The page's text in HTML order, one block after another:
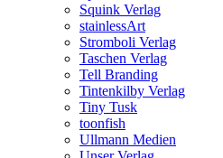
Squink Verlag
stainlessArt
Stromboli Verlag
Taschen Verlag
Tell Branding
Tintenkilby Verlag
Tiny Tusk
toonfish
Ullmann Medien